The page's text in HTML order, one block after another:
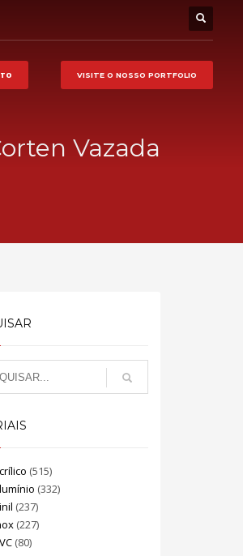
VISITE O NOSSO PORTFOLIO
Vazada
(515)
(332)
(237)
(227)
(80)